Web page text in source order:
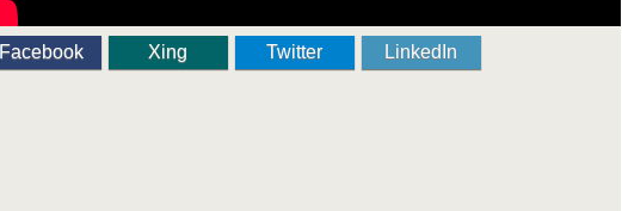
Facebook Xing Twitter LinkedIn